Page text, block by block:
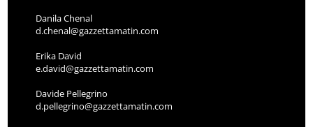
Danila Chenal
d.chenal@gazzettamatin.com
Erika David
e.david@gazzettamatin.com
Davide Pellegrino
d.pellegrino@gazzettamatin.com